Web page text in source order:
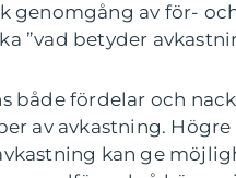
genomgång av för-
”vad betyder
både fördelar och
av avkastning. Högre
kan ge